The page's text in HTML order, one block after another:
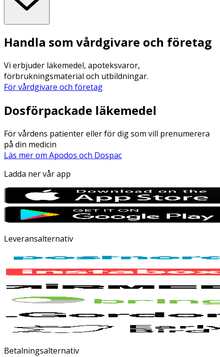
Handla som vårdgivare och företag
Vi erbjuder läkemedel, apoteksvaror,
förbrukningsmaterial och utbildningar.
För vårdgivare och företag
Dosförpackade läkemedel
För vårdens patienter eller för dig som vill prenumerera
på din medicin
Läs mer om Apodos och Dospac
Ladda ner vår app
Leveransalternativ
Betalningsalternativ